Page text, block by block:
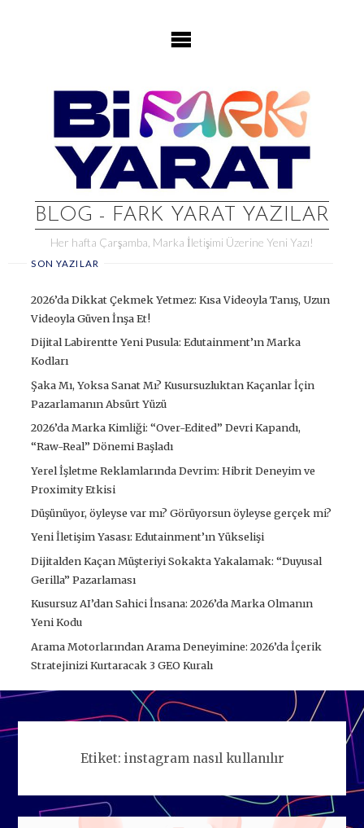
BLOG - FARK YARAT YAZILAR
Her hafta Çarşamba, Marka İletişimi Üzerine Yeni Yazı!
SON YAZILAR
2026’da Dikkat Çekmek Yetmez: Kısa Videoyla Tanış, Uzun
Videoyla Güven İnşa Et!
Dijital Labirentte Yeni Pusula: Edutainment’ın Marka
Kodları
Şaka Mı, Yoksa Sanat Mı? Kusursuzluktan Kaçanlar İçin
Pazarlamanın Absürt Yüzü
2026’da Marka Kimliği: “Over-Edited” Devri Kapandı,
“Raw-Real” Dönemi Başladı
Yerel İşletme Reklamlarında Devrim: Hibrit Deneyim ve
Proximity Etkisi
Düşünüyor, öyleyse var mı? Görüyorsun öyleyse gerçek mi?
Yeni İletişim Yasası: Edutainment’ın Yükselişi
Dijitalden Kaçan Müşteriyi Sokakta Yakalamak: “Duyusal
Gerilla” Pazarlaması
Kusursuz AI’dan Sahici İnsana: 2026’da Marka Olmanın
Yeni Kodu
Arama Motorlarından Arama Deneyimine: 2026’da İçerik
Stratejinizi Kurtaracak 3 GEO Kuralı
Etiket: instagram nasıl kullanılır